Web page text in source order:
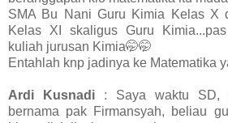
SMA Bu Nani Guru Kimia Kelas X
Kelas XI skaligus Guru
kuliah jurusan Kimia🤭🤭
Entahlah knp jadinya ke Matematika
Ardi Kusnadi : Saya waktu SD,
bernama pak Firmansyah, beliau